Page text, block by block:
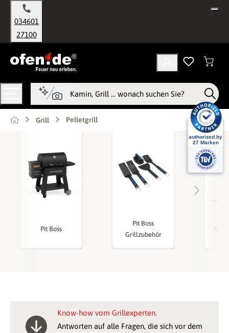
springen
034601
27100
Grill Pelletgrill
Pit Boss
Pit Boss
Grillzubehör
Know-how vom Grillexperten.
Antworten auf alle Fragen, die sich vor dem